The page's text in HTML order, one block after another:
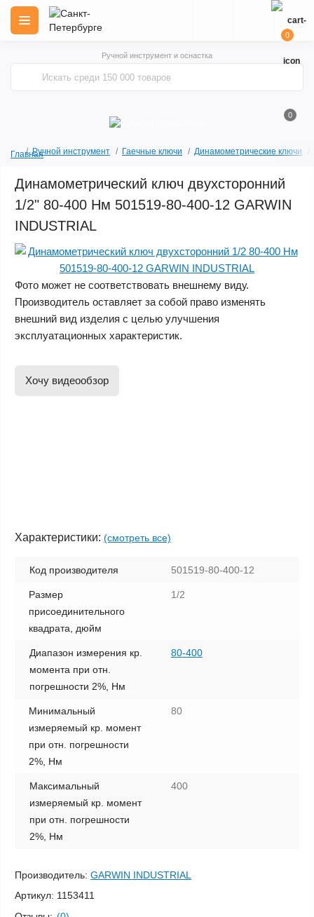
Ручной инструмент и оснастка
0
0
ГлавнаяРучной инструмент Гаечные ключи Динамометрические ключи
Динамометрический ключ двухсторонний
1/2" 80-400 Нм 501519-80-400-12 GARWIN
INDUSTRIAL
Фото может не соответствовать внешнему виду.
Производитель оставляет за собой право изменять
внешний вид изделия с целью улучшения
эксплуатационных характеристик.
Хочу видеообзор
Характеристики: (смотреть все)
Код производителя 501519-80-400-12
Размер
присоединительного
квадрата, дюйм
1/2
Диапазон измерения кр.
момента при отн.
погрешности 2%, Нм
80-400
Минимальный
измеряемый кр. момент
при отн. погрешности
2%, Нм
80
Максимальный
измеряемый кр. момент
при отн. погрешности
2%, Нм
400
Производитель: GARWIN INDUSTRIAL
Артикул: 1153411